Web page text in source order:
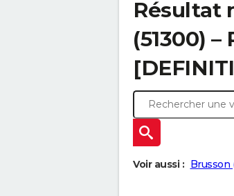
Résultat
(51300)
Voir aussi : Brusson